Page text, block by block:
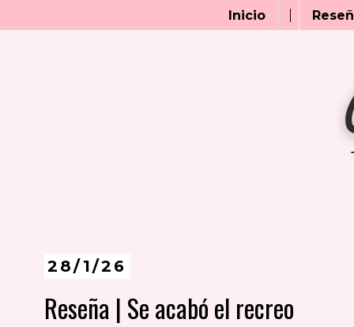
Inicio
28/1/26
Reseña | Se acabó el recreo